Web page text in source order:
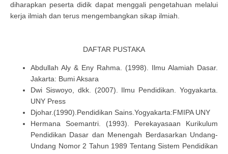
diharapkan peserta didik dapat menggali pengetahuan melalui
kerja ilmiah dan terus mengembangkan sikap ilmiah.
DAFTAR PUSTAKA
Abdullah Aly & Eny Rahma. (1998). Ilmu Alamiah Dasar.
Jakarta: Bumi Aksara
Dwi Siswoyo, dkk. (2007). Ilmu Pendidikan. Yogyakarta.
UNY Press
Djohar.(1990).Pendidikan Sains.Yogyakarta:FMIPA UNY
Hermana Soemantri. (1993). Perekayasaan Kurikulum
Pendidikan Dasar dan Menengah Berdasarkan Undang-
Undang Nomor 2 Tahun 1989 Tentang Sistem Pendidikan